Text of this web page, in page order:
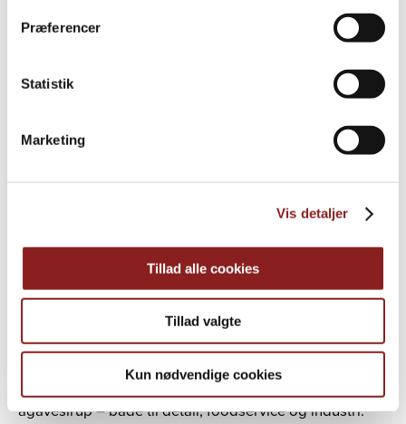
Præferencer
Statistik
Marketing
Vis detaljer
Tillad alle cookies
Tillad valgte
Kun nødvendige cookies
AULUM | DANMARK (JAKOBSENS A/S)
Good Food Groups fabrik i Aulum er en af
Skandinaviens største honningproducenter. På
fabrikken produceres og tappes alt lige fra
konventionelle, økologiske og fairtrade–honninger til
agavesirup – både til detail, foodservice og industri.